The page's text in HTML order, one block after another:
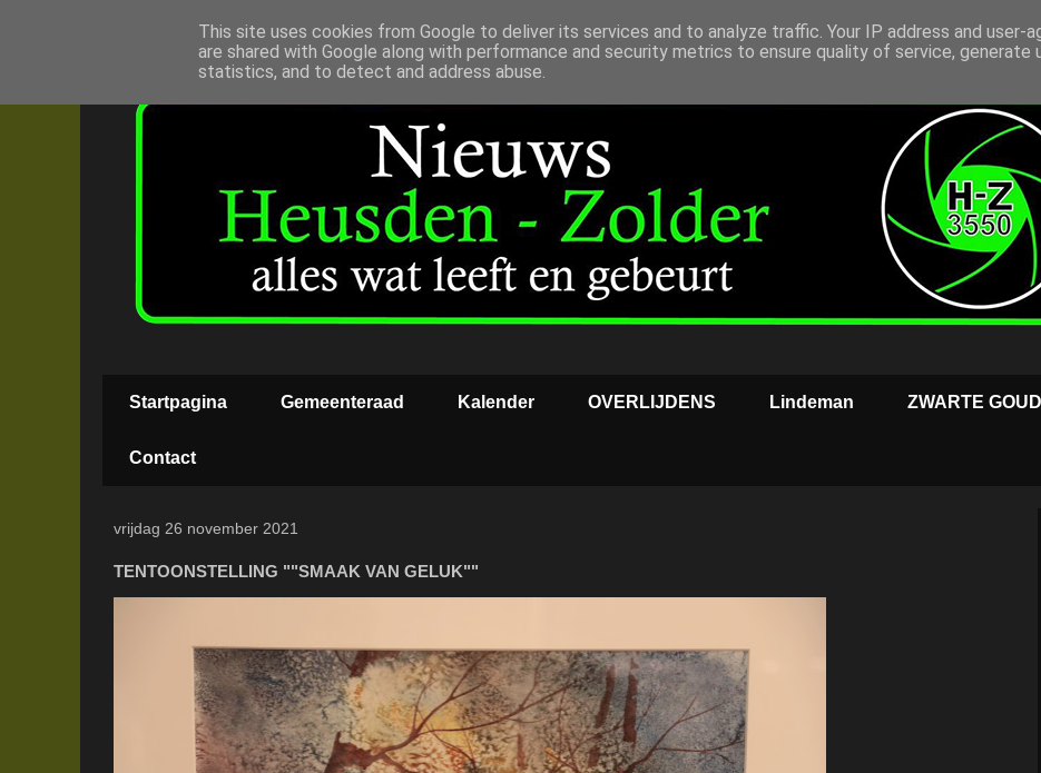
Startpagina Gemeenteraad Kalender OVERLIJDENS Lindeman ZWARTE GOUD
Contact
vrijdag 26 november 2021
TENTOONSTELLING ""SMAAK VAN GELUK""
This site uses cookies from Google to deliver its services and to analyze traffic. Your IP address and user-
are shared with Google along with performance and security metrics to ensure quality of service, generate
statistics, and to detect and address abuse.